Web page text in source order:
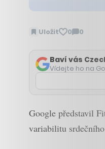
Uložit 0 0
Zobrazit
Baví vás
Vídejte ho na
Google představil
variabilitu